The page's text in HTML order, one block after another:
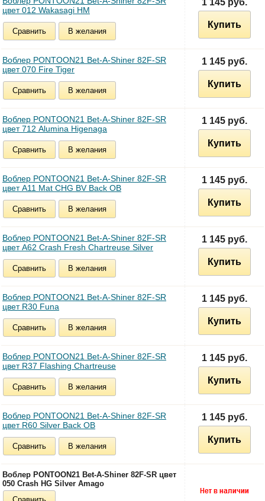
цвет 012 Wakasagi HM
Сравнить В желания
Купить
Воблер PONTOON21 Bet-A-Shiner 82F-SR
цвет 070 Fire Tiger
Сравнить В желания
1 145 руб.
Купить
Воблер PONTOON21 Bet-A-Shiner 82F-SR
цвет 712 Alumina Higenaga
Сравнить В желания
1 145 руб.
Купить
Воблер PONTOON21 Bet-A-Shiner 82F-SR
цвет A11 Mat CHG BV Back OB
Сравнить В желания
1 145 руб.
Купить
Воблер PONTOON21 Bet-A-Shiner 82F-SR
цвет A62 Crash Fresh Chartreuse Silver
Сравнить В желания
1 145 руб.
Купить
Воблер PONTOON21 Bet-A-Shiner 82F-SR
цвет R30 Funa
Сравнить В желания
1 145 руб.
Купить
Воблер PONTOON21 Bet-A-Shiner 82F-SR
цвет R37 Flashing Chartreuse
Сравнить В желания
1 145 руб.
Купить
Воблер PONTOON21 Bet-A-Shiner 82F-SR
цвет R60 Silver Back OB
Сравнить В желания
1 145 руб.
Купить
Воблер PONTOON21 Bet-A-Shiner 82F-SR цвет
050 Crash HG Silver Amago